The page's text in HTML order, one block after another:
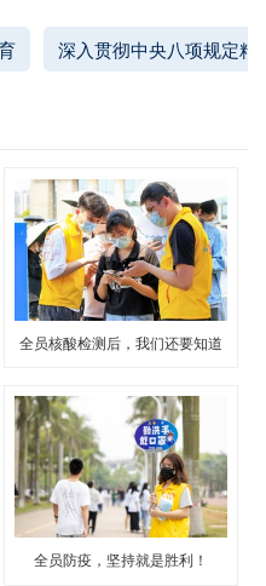
深入贯彻中央八项规定精
全员核酸检测后，我们还要知道
全员防疫，坚持就是胜利！